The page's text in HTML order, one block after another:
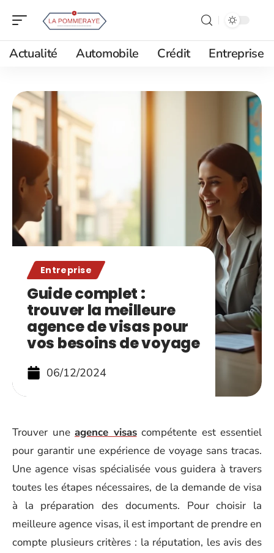
Actualité Automobile Crédit Entreprise
Entreprise
Guide complet :
trouver la meilleure
agence de visas pour
vos besoins de voyage
06/12/2024
Trouver une agence visascompétente est essentiel
pour garantir une expérience de voyage sans tracas.
Une agence visas spécialisée vous guidera à travers
toutes les étapes nécessaires, de la demande de visa
à la préparation des documents. Pour choisir la
meilleure agence visas, il est important de prendre en
compte plusieurs critères : la réputation, les avis des